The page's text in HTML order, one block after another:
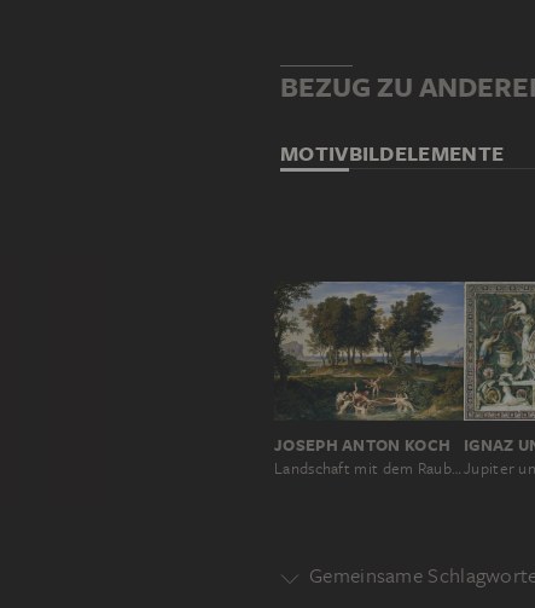
BEZUG ZU
MOTIVBILDELEMENTE
JOSEPH ANTON KOCH
Landschaft mit dem Raub des Hylas
IGNAZ
Jupiter
Gemeinsame